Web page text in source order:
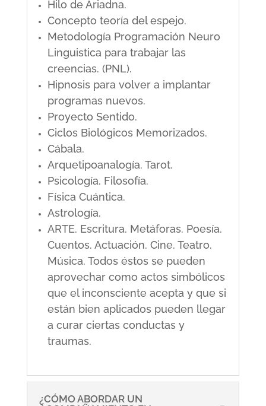
Hilo de Ariadna.
Concepto teoría del espejo.
Metodología Programación Neuro
Linguistica para trabajar las
creencias. (PNL).
Hipnosis para volver a implantar
programas nuevos.
Proyecto Sentido.
Ciclos Biológicos Memorizados.
Cábala.
Arquetipoanalogía. Tarot.
Psicología. Filosofía.
Física Cuántica.
Astrología.
ARTE. Escritura. Metáforas. Poesía.
Cuentos. Actuación. Cine. Teatro.
Música. Todos éstos se pueden
aprovechar como actos simbólicos
que el inconsciente acepta y que si
están bien aplicados pueden llegar
a curar ciertas conductas y
traumas.
¿CÓMO ABORDAR UN